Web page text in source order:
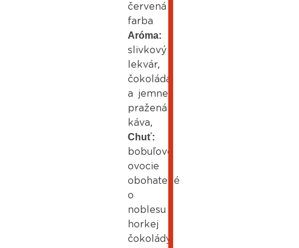
červená
farba
Aróma:
slivkový
lekvár,
čokoláda
a jemne
pražená
káva,
Chuť:
bobuľové
ovocie
obohatené
o
noblesu
horkej
čokolády